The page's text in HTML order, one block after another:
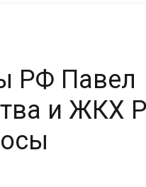
РФ Павел
и ЖКХ